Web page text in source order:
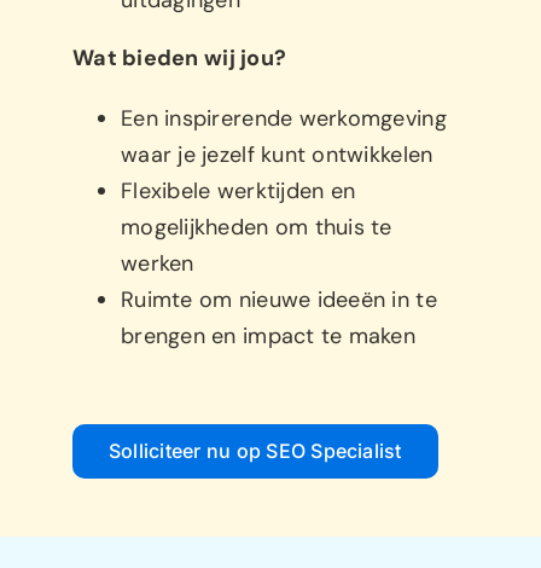
Wat bieden wij jou?
Een inspirerende werkomgeving
waar je jezelf kunt ontwikkelen
Flexibele werktijden en
mogelijkheden om thuis te
werken
Ruimte om nieuwe ideeën in te
brengen en impact te maken
Solliciteer nu op SEO Specialist